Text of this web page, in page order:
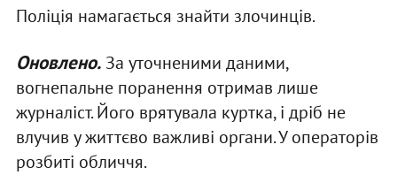
Поліція намагається знайти злочинців.
Оновлено.За уточненими даними,
вогнепальне поранення отримав лише
журналіст. Його врятувала куртка, і дріб не
влучив у життєво важливі органи. У операторів
розбиті обличчя.